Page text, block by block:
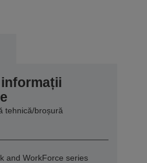
tehnică/broșură
and WorkForce series